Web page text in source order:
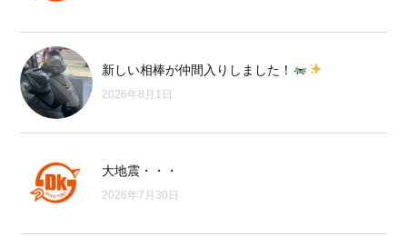
新しい相棒が仲間入りしました！
2026年8月1日
大地震・・・
2026年7月30日